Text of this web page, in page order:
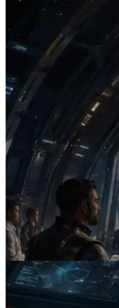
2026.07.04
ERPC startet
Der Beginn
APIs bei
Lesen Sie diesen Artikel